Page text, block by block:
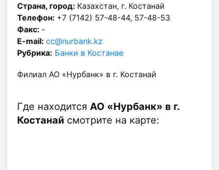
Страна, город: Казахстан, г. Костанай
Телефон: +7 (7142) 57-48-44, 57-48-53
Факс: -
E-mail: cc@nurbank.kz
Рубрика: Банки в Костанае
Филиал АО «Нурбанк» в г. Костанай
Где находится АО «Нурбанк» в г.
Костанай смотрите на карте: